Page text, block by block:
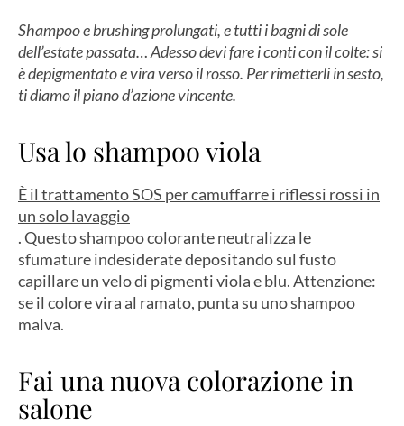
Shampoo e brushing prolungati, e tutti i bagni di sole
dell’estate passata… Adesso devi fare i conti con il colte: si
è depigmentato e vira verso il rosso. Per rimetterli in sesto,
ti diamo il piano d’azione vincente.
Usa lo shampoo viola
È il trattamento SOS per camuffarre i riflessi rossi in
un solo lavaggio
. Questo shampoo colorante neutralizza le
sfumature indesiderate depositando sul fusto
capillare un velo di pigmenti viola e blu. Attenzione:
se il colore vira al ramato, punta su uno shampoo
malva.
Fai una nuova colorazione in
salone